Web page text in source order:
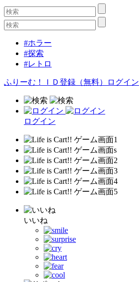
#ホラー
#探索
#レトロ
ふりーむ！ＩＤ登録（無料） ログイン
ログイン
いいね